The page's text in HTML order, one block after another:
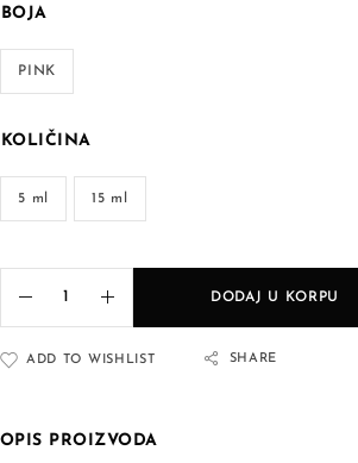
BOJA
PINK
KOLIČINA
5 ml 15 ml
DODAJ U KORPU
ADD TO WISHLIST SHARE
OPIS PROIZVODA